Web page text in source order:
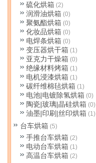
硫化烘箱 (2)
润滑油烘箱 (0)
聚氨酯烘箱 (0)
化妆品烘箱 (0)
电焊条烘箱 (0)
变压器烘干箱 (1)
亚克力干燥箱 (0)
绝缘材料烤箱 (1)
电机浸漆烘箱 (1)
碳纤维棉毡烘箱 (1)
电池|电镀除氢烘箱 (0)
陶瓷|玻璃|晶硅烘箱 (0)
油墨|印刷|丝印烘箱 (1)
台车烘箱 (5)
手推台车烘箱 (2)
电动台车烘箱 (1)
高温台车烘箱 (2)